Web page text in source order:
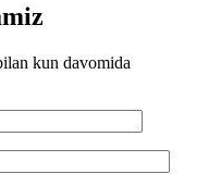
kun davomida